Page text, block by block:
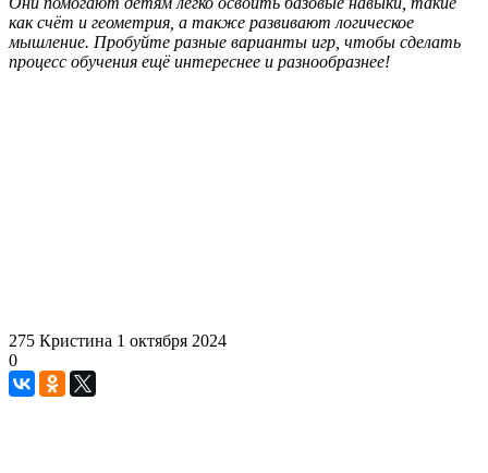
как счёт и геометрия, а также развивают логическое
мышление. Пробуйте разные варианты игр, чтобы сделать
процесс обучения ещё интереснее и разнообразнее!
275 Кристина 1 октября 2024
0